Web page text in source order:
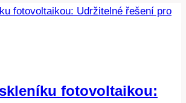
fotovoltaikou: